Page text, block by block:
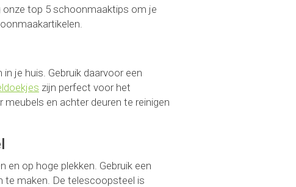
onze top 5 schoonmaaktips om je
je huis. Gebruik daarvoor een
zijn perfect voor het
en achter deuren te reinigen
op hoge plekken. Gebruik een
te maken. De telescoopsteel is